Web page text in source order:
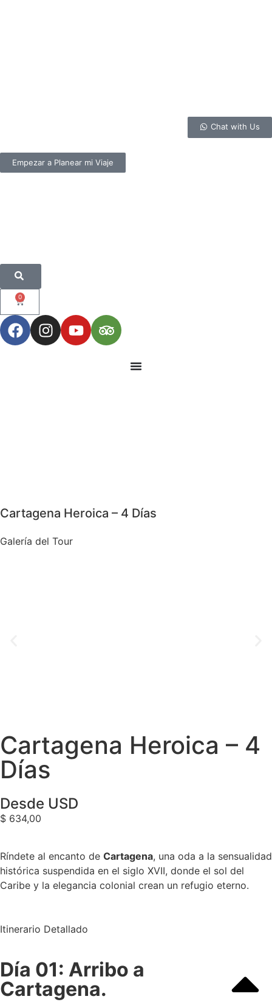
Chat with Us
Empezar a Planear mi Viaje
0
Cartagena Heroica – 4 Días
Galería del Tour
Cartagena Heroica – 4
Días
Desde USD
$ 634,00
Ríndete al encanto de Cartagena, una oda a la sensualidad
histórica suspendida en el siglo XVII, donde el sol del
Caribe y la elegancia colonial crean un refugio eterno.
Itinerario Detallado
Día 01: Arribo a
Cartagena.